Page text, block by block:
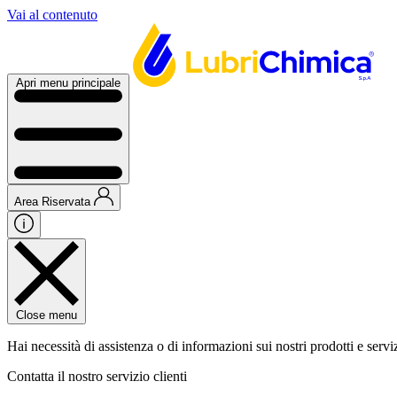
Vai al contenuto
Apri menu principale
Area Riservata
Close menu
Hai necessità di assistenza o di informazioni sui nostri prodotti e
Contatta il nostro servizio clienti